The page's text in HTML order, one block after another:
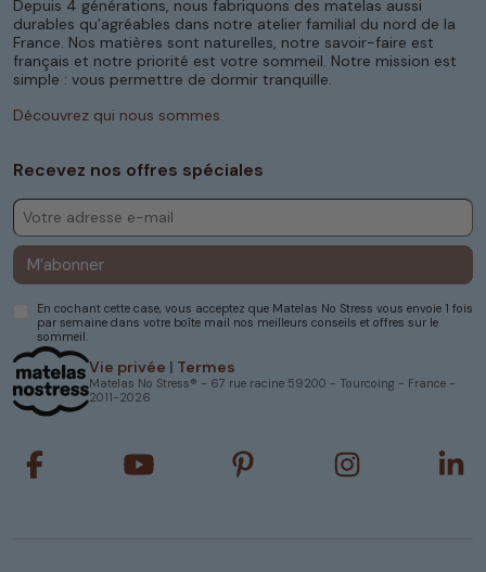
Vie privée | Termes
Matelas No Stress® - 67 rue racine 59200 - Tourcoing - France -
2011-2026
Depuis 4 générations, nous fabriquons des matelas aussi
durables qu’agréables dans notre atelier familial du nord de la
France. Nos matières sont naturelles, notre savoir-faire est
français et notre priorité est votre sommeil. Notre mission est
simple : vous permettre de dormir tranquille.
Découvrez qui nous sommes
Recevez nos offres spéciales
M’abonner
En cochant cette case, vous acceptez que Matelas No Stress vous envoie 1 fois
par semaine dans votre boîte mail nos meilleurs conseils et offres sur le
sommeil.